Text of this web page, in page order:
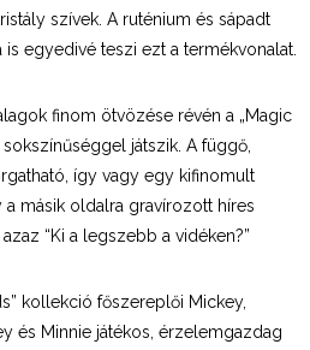
szívek. A ruténium és sápadt
egyedivé teszi ezt a termékvonalat.
finom ötvözése révén a „Magic
játszik. A függő,
így vagy egy kifinomult
a másik oldalra gravírozott híres
“Ki a legszebb a vidéken?”
kollekció főszereplői Mickey,
és Minnie játékos, érzelemgazdag